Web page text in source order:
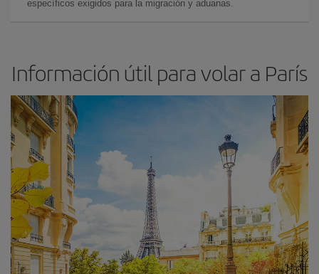
específicos exigidos para la migración y aduanas.
Información útil para volar a París